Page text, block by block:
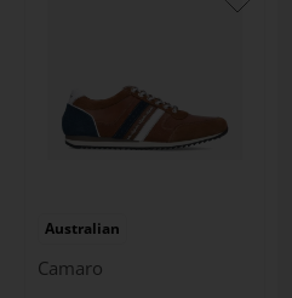
Australian
Camaro